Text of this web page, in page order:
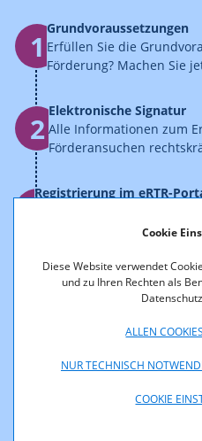
Cookie
Diese Website verwendet
und zu Ihren Rechten als
ALLEN
NUR TECHNISCH
COOKIE
1
Grundvoraussetzungen
Erfüllen Sie die
Förderung? Machen Sie
2
Elektronische Signatur
Alle Informationen zum
Förderansuchen
3
Registrierung im eRTR-
Benutzerkennung, um
erfahren...
Stellen Sie online Ihr